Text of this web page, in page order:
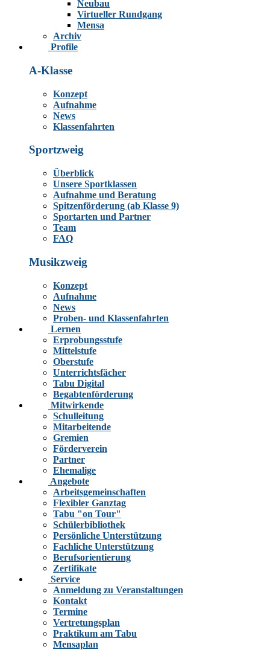
Neubau
Virtueller Rundgang
Mensa
Archiv
Profile
A-Klasse
Konzept
Aufnahme
News
Klassenfahrten
Sportzweig
Überblick
Unsere Sportklassen
Aufnahme und Beratung
Spitzenförderung (ab Klasse 9)
Sportarten und Partner
Team
FAQ
Musikzweig
Konzept
Aufnahme
News
Proben- und Klassenfahrten
Lernen
Erprobungsstufe
Mittelstufe
Oberstufe
Unterrichtsfächer
Tabu Digital
Begabtenförderung
Mitwirkende
Schulleitung
Mitarbeitende
Gremien
Förderverein
Partner
Ehemalige
Angebote
Arbeitsgemeinschaften
Flexibler Ganztag
Tabu "on Tour"
Schülerbibliothek
Persönliche Unterstützung
Fachliche Unterstützung
Berufsorientierung
Zertifikate
Service
Anmeldung zu Veranstaltungen
Kontakt
Termine
Vertretungsplan
Praktikum am Tabu
Mensaplan